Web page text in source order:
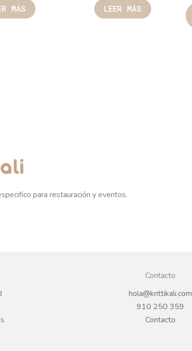
MÁS LEER MÁS
para restauración y eventos.
Contacto
hola@krittikali.com
910 250 359
Contacto